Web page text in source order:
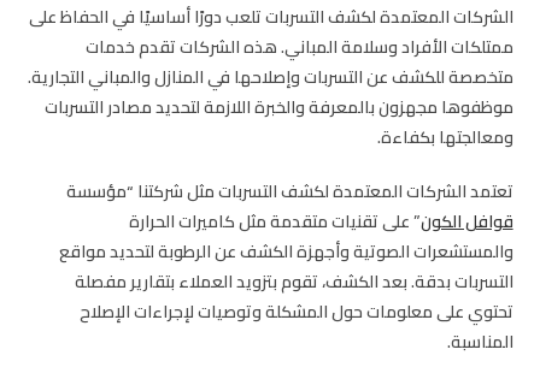
الشركات المعتمدة لكشف التسربات تلعب دورًا أساسيًا في الحفاظ على
ممتلكات الأفراد وسلامة المباني. هذه الشركات تقدم خدمات
متخصصة للكشف عن التسربات وإصلاحها في المنازل والمباني التجارية.
موظفوها مجهزون بالمعرفة والخبرة اللازمة لتحديد مصادر التسربات
ومعالجتها بكفاءة.
تعتمد الشركات المعتمدة لكشف التسربات مثل شركتنا “مؤسسة
قوافل الكون” على تقنيات متقدمة مثل كاميرات الحرارة
والمستشعرات الصوتية وأجهزة الكشف عن الرطوبة لتحديد مواقع
التسربات بدقة. بعد الكشف، تقوم بتزويد العملاء بتقارير مفصلة
تحتوي على معلومات حول المشكلة وتوصيات لإجراءات الإصلاح
المناسبة.